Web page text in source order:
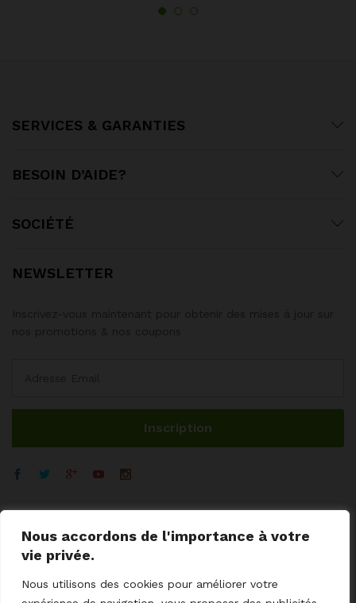
Nous accordons de l'importance à votre
vie privée.
Nous utilisons des cookies pour améliorer votre
SERVICES & GARANTIES
BESOIN D’AIDE?
SOCIÉTÉ
NEWSLETTER